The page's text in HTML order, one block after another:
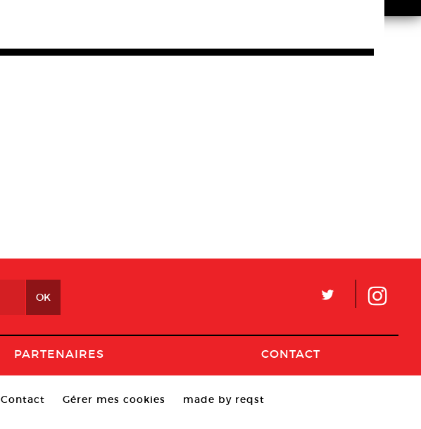
L
PARTENAIRES CONTACT
Contact Gérer mes cookies made by reqst